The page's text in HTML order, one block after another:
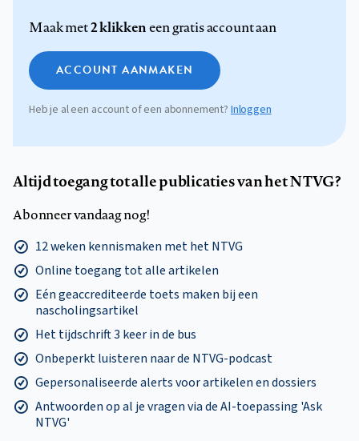
Maak met2 klikkeneen gratis account aan
ACCOUNT AANMAKEN
Heb je al een account of een abonnement? Inloggen
Altijd toegang tot alle publicaties van het NTVG?
Abonneer vandaag nog!
12 weken kennismaken met het NTVG
Online toegang tot alle artikelen
Eén geaccrediteerde toets maken bij een
nascholingsartikel
Het tijdschrift 3 keer in de bus
Onbeperkt luisteren naar de NTVG-podcast
Gepersonaliseerde alerts voor artikelen en dossiers
Antwoorden op al je vragen via de AI-toepassing 'Ask
NTVG'